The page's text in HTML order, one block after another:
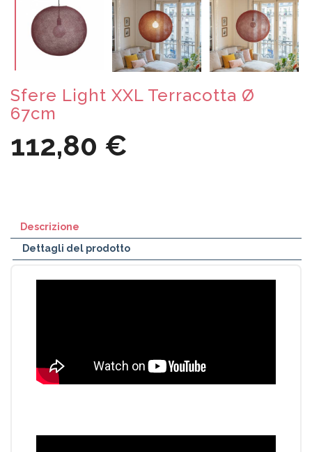
Sfere Light XXL Terracotta Ø
67cm
112,80 €
Descrizione
Dettagli del prodotto